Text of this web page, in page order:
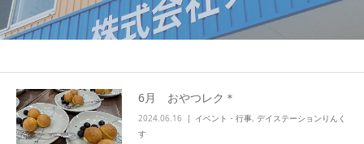
6月 おやつレク＊
2024.06.16 イベント・行事, デイステーションりんく
す
居宅介護・訪問介護
快護ラボ知技心
求人情報